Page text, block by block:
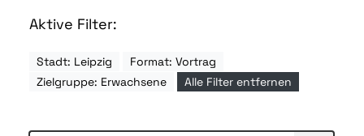
Aktive Filter:
Stadt: Leipzig
Format: Vortrag
Zielgruppe: Erwachsene
Alle Filter entfernen